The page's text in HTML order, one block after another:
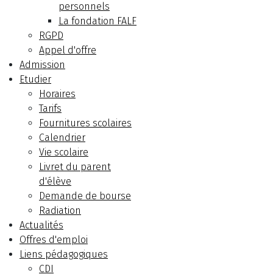
personnels
La fondation FALF
RGPD
Appel d'offre
Admission
Etudier
Horaires
Tarifs
Fournitures scolaires
Calendrier
Vie scolaire
Livret du parent
d'élève
Demande de bourse
Radiation
Actualités
Offres d'emploi
Liens pédagogiques
CDI